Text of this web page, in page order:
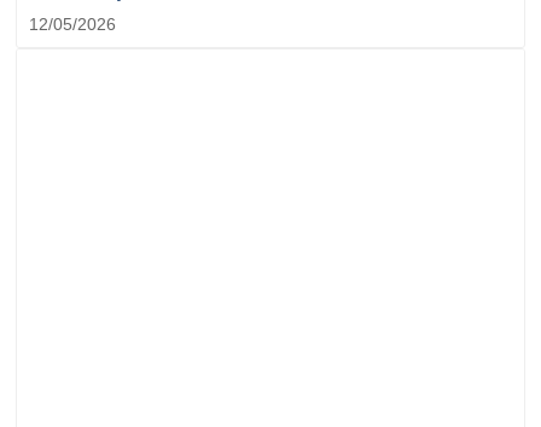
12/05/2026